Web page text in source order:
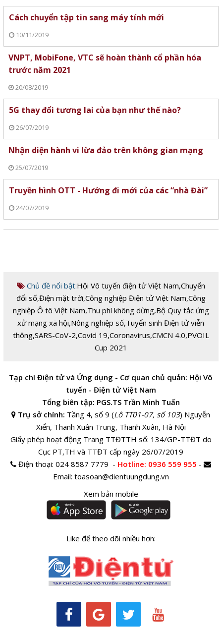
Cách chuyển tập tin sang máy tính mới
10/11/2019
VNPT, MobiFone, VTC sẽ hoàn thành cổ phần hóa
trước năm 2021
20/08/2019
5G thay đổi tương lai của bạn như thế nào?
26/07/2019
Nhận diện hành vi lừa đảo trên không gian mạng
25/07/2019
Truyền hình OTT - Hướng đi mới của các “nhà Đài”
24/07/2019
Chủ đề nổi bật:Hội Vô tuyến điện tử Việt Nam,Chuyển
đổi số,Điện mặt trời,Công nghiệp Điện tử Việt Nam,Công
nghiệp Ô tô Việt Nam,Thu phí không dừng,Bộ Quy tắc ứng
xử mạng xã hội,Nông nghiệp số,Tuyển sinh Điện tử viễn
thông,SARS-CoV-2,Covid 19,Coronavirus,CMCN 4.0,PVOIL
Cup 2021
Tạp chí Điện tử và Ứng dụng - Cơ quan chủ quản: Hội Vô
tuyến - Điện tử Việt Nam
Tổng biên tập: PGS.TS Trần Minh Tuấn
Trụ sở chính: Tầng 4, số 9 (Lô TT01-07, số 103) Nguyễn
Xiển, Thanh Xuân Trung, Thanh Xuân, Hà Nội
Giấy phép hoạt động Trang TTĐTTH số: 134/GP-TTĐT do
Cục PT,TH và TTĐT cấp ngày 26/07/2019
Điện thoại:024 8587 7779 - Hotline: 0936 559 955 -
Email: toasoan@dientuungdung.vn
Xem bản mobile
Like để theo dõi nhiều hơn: